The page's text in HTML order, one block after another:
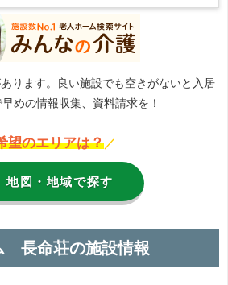
ります。良い施設でも空きがないと入居
めの情報収集、資料請求を！
望のエリアは？ ／
地図・地域で探す
長命荘の施設情報